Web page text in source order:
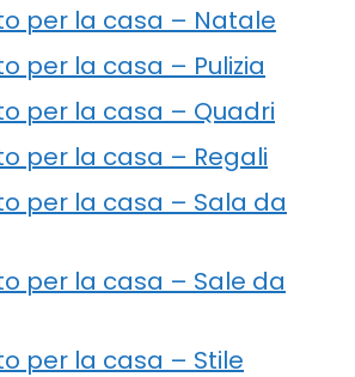
per la casa – Natale
per la casa – Pulizia
per la casa – Quadri
per la casa – Regali
per la casa – Sala da
per la casa – Sale da
per la casa – Stile